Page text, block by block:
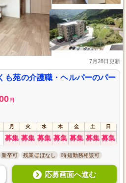
7月28日更新
も苑の介護職・ヘルパーのパー
円
月 火 水 木 金 土 日
募集 募集 募集 募集 募集 募集 募集
新卒可 残業ほぼなし 時短勤務相談可
応募画面へ進む